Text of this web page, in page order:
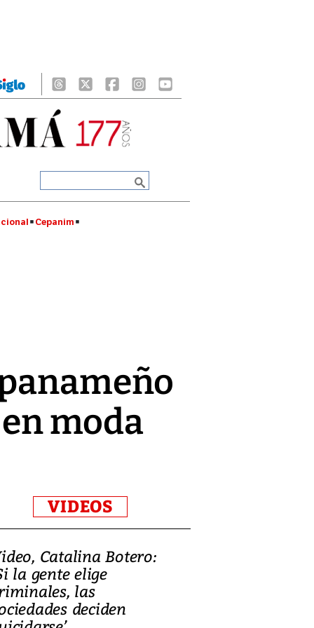
Cepanim
moda
VIDEOS
Catalina Botero:
la gente elige
las
deciden